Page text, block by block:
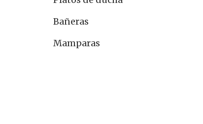
Bañeras
Mamparas